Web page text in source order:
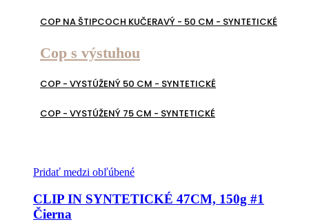
COP NA ŠTIPCOCH KUČERAVÝ - 50 CM - SYNTETICKÉ
Cop s výstuhou
COP - VYSTÚŽENÝ 50 CM - SYNTETICKÉ
COP - VYSTÚŽENÝ 75 CM - SYNTETICKÉ
Pridať medzi obľúbené
CLIP IN SYNTETICKÉ 47CM, 150g #1
Čierna